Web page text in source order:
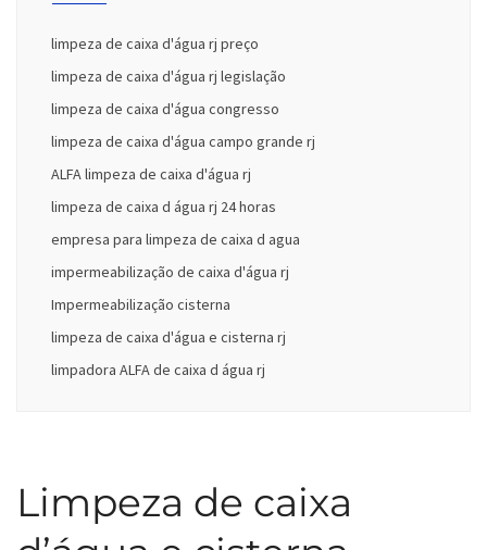
limpeza de caixa d'água rj preço
limpeza de caixa d'água rj legislação
limpeza de caixa d'água congresso
limpeza de caixa d'água campo grande rj
ALFA limpeza de caixa d'água rj
limpeza de caixa d água rj 24 horas
empresa para limpeza de caixa d agua
impermeabilização de caixa d'água rj
Impermeabilização cisterna
limpeza de caixa d'água e cisterna rj
limpadora ALFA de caixa d água rj
Limpeza de caixa